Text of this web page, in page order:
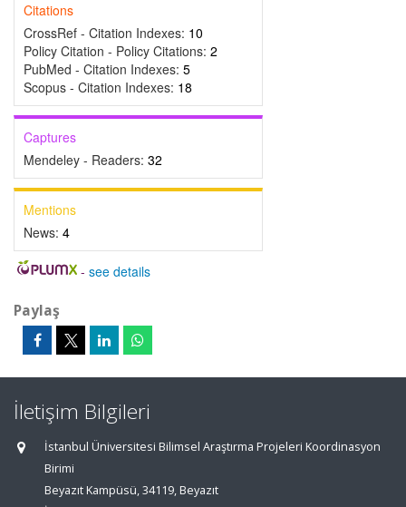
Citations
CrossRef - Citation Indexes: 10
Policy Citation - Policy Citations: 2
PubMed - Citation Indexes: 5
Scopus - Citation Indexes: 18
Captures
Mendeley - Readers: 32
Mentions
News: 4
- see details
Paylaş
İletişim Bilgileri
İstanbul Üniversitesi Bilimsel Araştırma Projeleri Koordinasyon
Birimi
Beyazıt Kampüsü, 34119, Beyazıt